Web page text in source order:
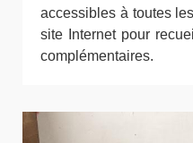
accessibles à toutes
site Internet pour
complémentaires.